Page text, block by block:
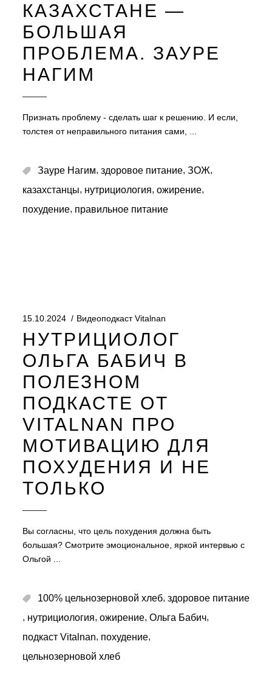
КАЗАХСТАНЕ —
БОЛЬШАЯ
ПРОБЛЕМА. ЗАУРЕ
НАГИМ
Признать проблему - сделать шаг к решению. И если,
толстея от неправильного питания сами,
Зауре Нагим, здоровое питание, ЗОЖ,
казахстанцы, нутрициология, ожирение,
похудение, правильное питание
15.10.2024 Видеоподкаст Vitalnan
НУТРИЦИОЛОГ
ОЛЬГА БАБИЧ В
ПОЛЕЗНОМ
ПОДКАСТЕ ОТ
VITALNAN ПРО
МОТИВАЦИЮ ДЛЯ
ПОХУДЕНИЯ И НЕ
ТОЛЬКО
Вы согласны, что цель похудения должна быть
большая? Смотрите эмоциональное, яркой интервью с
Ольгой
100% цельнозерновой хлеб, здоровое питание
, нутрициология, ожирение, Ольга Бабич,
подкаст Vitalnan, похудение,
цельнозерновой хлеб